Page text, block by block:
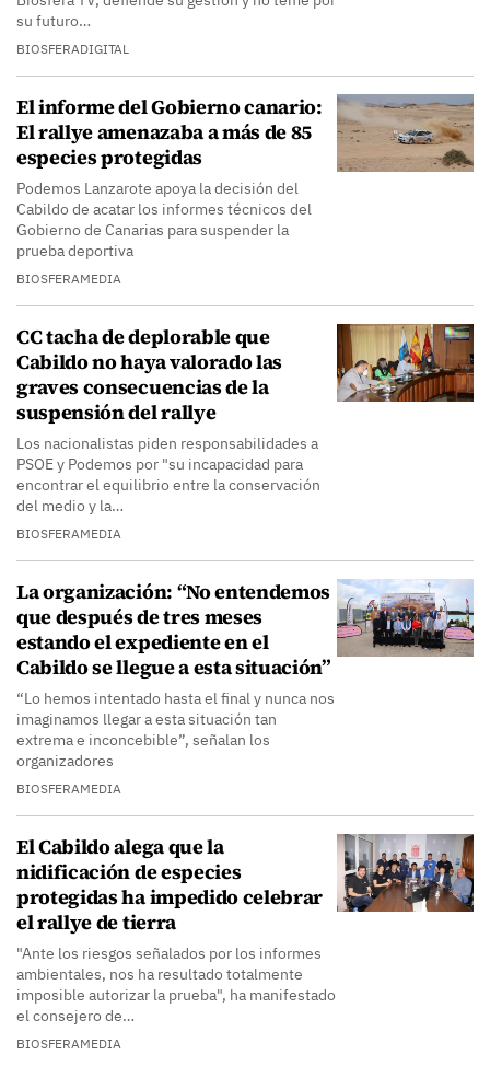
su futuro…
BIOSFERADIGITAL
El informe del Gobierno canario:
El rallye amenazaba a más de 85
especies protegidas
Podemos Lanzarote apoya la decisión del
Cabildo de acatar los informes técnicos del
Gobierno de Canarias para suspender la
prueba deportiva
BIOSFERAMEDIA
CC tacha de deplorable que
Cabildo no haya valorado las
graves consecuencias de la
suspensión del rallye
Los nacionalistas piden responsabilidades a
PSOE y Podemos por "su incapacidad para
encontrar el equilibrio entre la conservación
del medio y la…
BIOSFERAMEDIA
La organización: “No entendemos
que después de tres meses
estando el expediente en el
Cabildo se llegue a esta situación”
“Lo hemos intentado hasta el final y nunca nos
imaginamos llegar a esta situación tan
extrema e inconcebible”, señalan los
organizadores
BIOSFERAMEDIA
El Cabildo alega que la
nidificación de especies
protegidas ha impedido celebrar
el rallye de tierra
"Ante los riesgos señalados por los informes
ambientales, nos ha resultado totalmente
imposible autorizar la prueba", ha manifestado
el consejero de…
BIOSFERAMEDIA